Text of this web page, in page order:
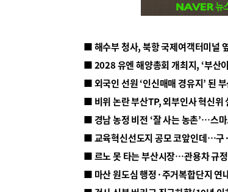
■ 해수부 청사, 북항 국제여객터미널
■ 2028 유엔 해양총회 개최지, ‘부산
■ 외국인 선원 ‘인신매매 경유지’ 된
■ 비위 논란 부산TP, 외부인사 혁신위
■ 르노 못 타는 부산시장…관용차 규
■ 마산 원도심 행정·주거복합단지 연